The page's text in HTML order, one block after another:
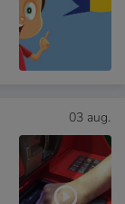
03 aug.